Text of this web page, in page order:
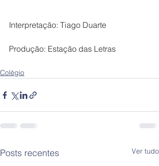
Interpretação: Tiago Duarte
Produção: Estação das Letras
Colégio
Posts recentes Ver tudo